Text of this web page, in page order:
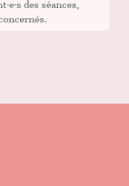
des séances,